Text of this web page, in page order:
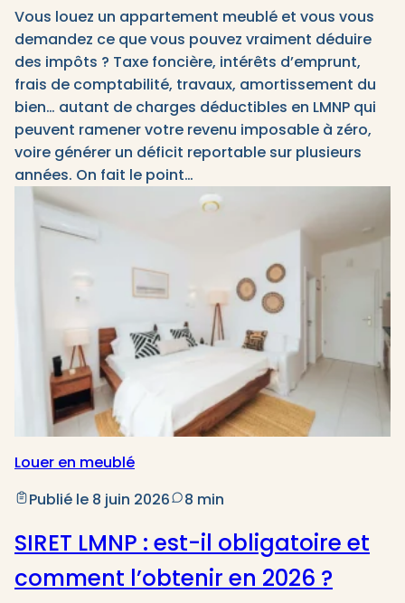
Vous louez un appartement meublé et vous vous
demandez ce que vous pouvez vraiment déduire
des impôts ? Taxe foncière, intérêts d’emprunt,
frais de comptabilité, travaux, amortissement du
bien… autant de charges déductibles en LMNP qui
peuvent ramener votre revenu imposable à zéro,
voire générer un déficit reportable sur plusieurs
années. On fait le point…
Louer en meublé
Publié le 8 juin 2026
8 min
SIRET LMNP : est-il obligatoire et
comment l’obtenir en 2026 ?